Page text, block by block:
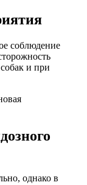
соблюдение
и при
однако в